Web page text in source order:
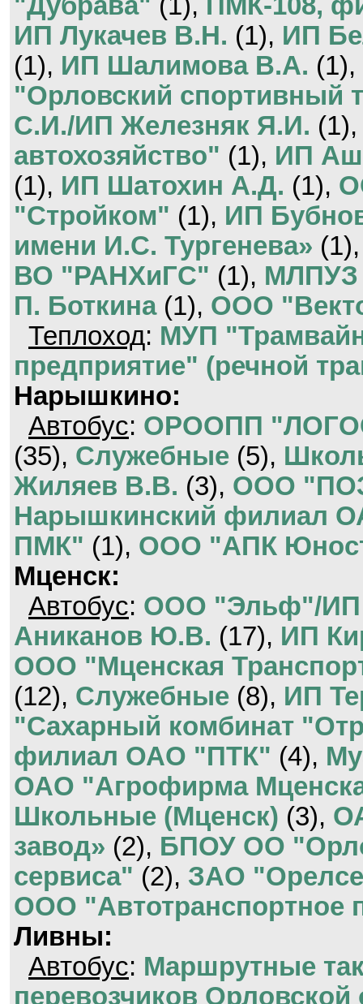
ИП Лукачев В.Н. (1), ИП
(1), ИП Шалимова В.А. (1),
"Орловский спортивный
С.И./ИП Железняк Я.И.
автохозяйство" (1), ИП
(1), ИП Шатохин А.Д. (1),
"Стройком" (1), ИП
имени И.С. Тургенева»
ВО "РАНХиГС" (1), МЛПУЗ
П. Боткина(1), ООО
Теплоход: МУП
предприятие" (речной
Нарышкино:
Автобус: ОРООПП
(35), Служебные (5),
Жиляев В.В. (3), ООО
Нарышкинский филиал
ПМК" (1), ООО "АПК
Мценск:
Автобус: ООО "Эльф"/ИП
Аниканов Ю.В. (17), ИП
ООО "Мценская
(12), Служебные (8), ИП
"Сахарный комбинат
филиал ОАО "ПТК" (4),
ОАО "Агрофирма
Школьные (Мценск) (3),
завод» (2), БПОУ ОО
сервиса" (2), ЗАО
ООО "Автотранспортное
Ливны:
Автобус: Маршрутные
перевозчиков